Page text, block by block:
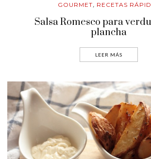
GOURMET, RECETAS
Salsa Romesco para
plancha
LEER MÁS